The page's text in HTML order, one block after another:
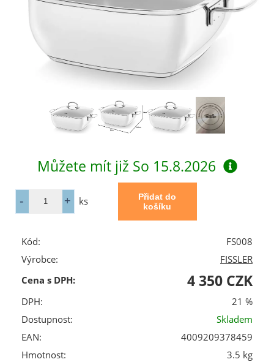
Můžete mít již So 15.8.2026
ks
Kód:
FS008
Výrobce:
FISSLER
Cena s DPH:
4 350 CZK
DPH:
21 %
Dostupnost:
Skladem
EAN:
4009209378459
Hmotnost:
3.5 kg